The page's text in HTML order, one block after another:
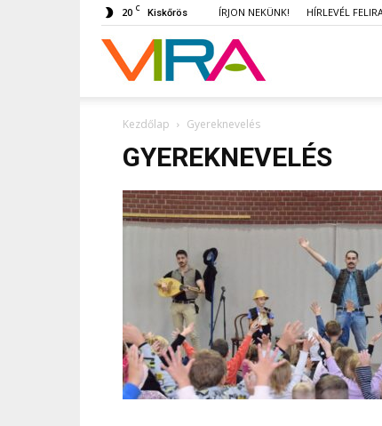
20 C Kiskőrös ÍRJON NEKÜNK! HÍRLEVÉL
VIRA
Kezdőlap Gyereknevelés
GYEREKNEVELÉS